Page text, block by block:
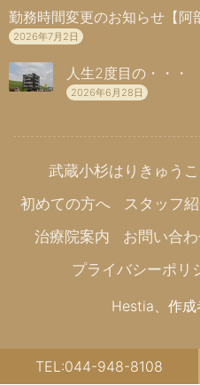
TEL:044-948-8108
勤務時間変更のお知らせ【阿
2026年7月2日
人生2度目の・・・
2026年6月28日
武蔵小杉はりきゅう
初めての方へ
スタッフ
治療院案内
お問い合
プライバシーポリ
Hestia、作成
Copyright© 武蔵小